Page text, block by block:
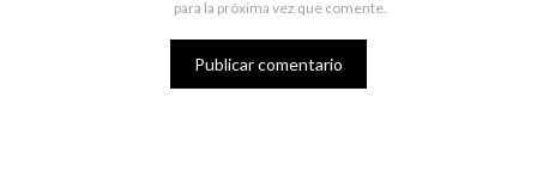
para la próxima vez que comente.